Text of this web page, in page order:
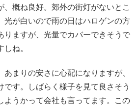
、概ね良好。郊外の街灯がないとこ
光が白いので雨の日はハロゲンの方
りますが、光量でカバーできそうで
ね。
まりの安さに心配になりますが、
です。しばらく様子を見て良さそう
ようかって会社も言ってます。この